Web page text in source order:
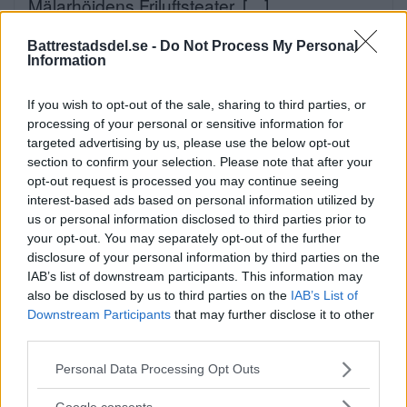
Battrestadsdel.se - Do Not Process My Personal
Information
If you wish to opt-out of the sale, sharing to third parties, or
processing of your personal or sensitive information for
targeted advertising by us, please use the below opt-out
section to confirm your selection. Please note that after your
opt-out request is processed you may continue seeing
interest-based ads based on personal information utilized by
us or personal information disclosed to third parties prior to
your opt-out. You may separately opt-out of the further
disclosure of your personal information by third parties on the
IAB’s list of downstream participants. This information may
also be disclosed by us to third parties on the IAB’s List of
Downstream Participants that may further disclose it to other
Please note that this website/app uses one or more Google
not limited to your visit or usage behaviour. You may click to
Personal Data Processing Opt Outs
Mälarhöjdens Friluftsteater. […]
Publicerad 07:08, 7 augusti 2026
Annons:
Elsparkcyklister till sjukhus
efter olycka
På onsdagskvällen körde en elsparkcykel in
i en […]
Publicerad 09:51, 6 augusti 2026
Alice, 17, sätter upp egen
musikal – här är de största
utmaningarna
Alice Stenberg är 17 år och har skrivit, […]